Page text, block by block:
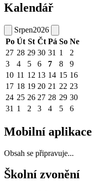
Kalendář
Srpen2026
Po Út St Čt Pá So Ne
27 28 29 30 31 1
2
3
4 5 6 7 8
9
10 11 12 13 14 15 16
17 18 19 20 21 22 23
24 25 26 27 28 29 30
31 1 2 3 4 5 6
Mobilní aplikace
Obsah se připravuje...
Školní zvonění